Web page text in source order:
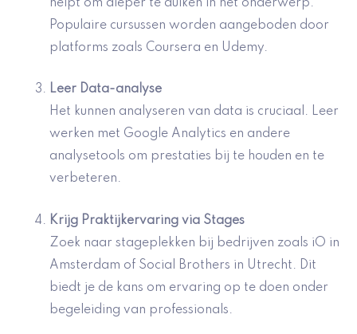
helpt om dieper te duiken in het onderwerp.
Populaire cursussen worden aangeboden door
platforms zoals Coursera en Udemy.
Leer Data-analyse
Het kunnen analyseren van data is cruciaal. Leer
werken met Google Analytics en andere
analysetools om prestaties bij te houden en te
verbeteren.
Krijg Praktijkervaring via Stages
Zoek naar stageplekken bij bedrijven zoals iO in
Amsterdam of Social Brothers in Utrecht. Dit
biedt je de kans om ervaring op te doen onder
begeleiding van professionals.